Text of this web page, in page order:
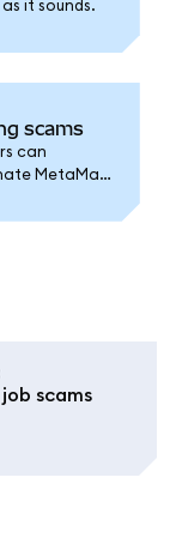
it sounds.
scams
can
MetaMask
Don't fall for
scams